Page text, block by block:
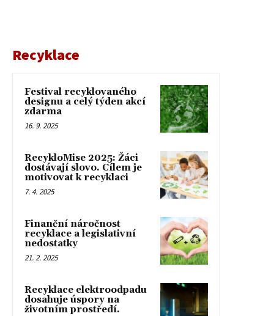
Recyklace
Festival recyklovaného
designu a celý týden akcí
zdarma
16. 9. 2025
RecykloMise 2025: Žáci
dostávají slovo. Cílem je
motivovat k recyklaci
7. 4. 2025
Finanční náročnost
recyklace a legislativní
nedostatky
21. 2. 2025
Recyklace elektroodpadu
dosahuje úspory na
životním prostředí.